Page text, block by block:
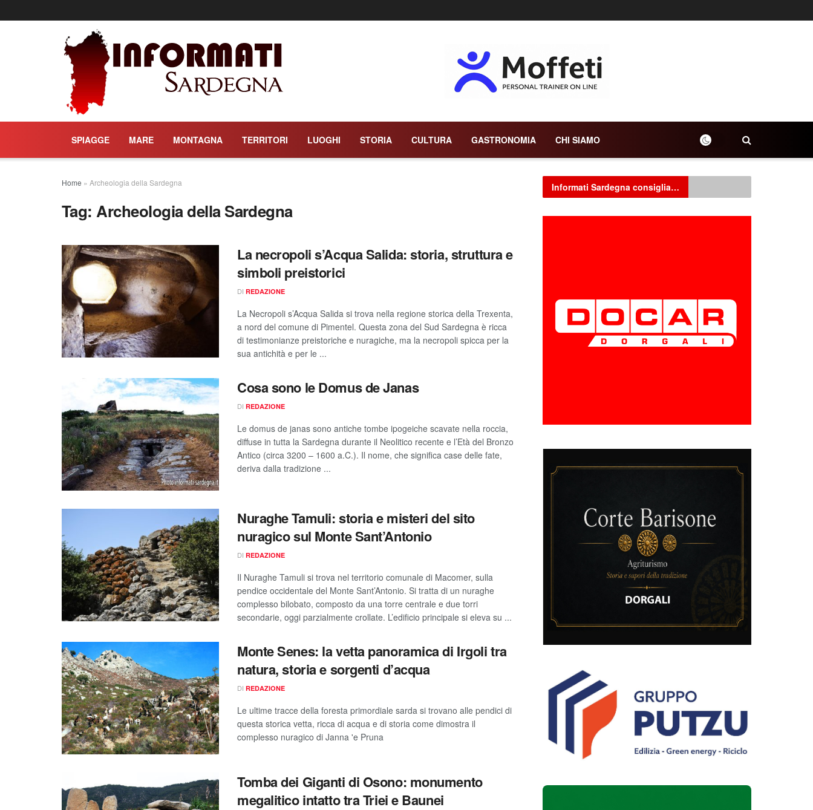
SPIAGGE MARE MONTAGNA TERRITORI LUOGHI STORIA CULTURA GASTRONOMIA CHI SIAMO
Home » Archeologia della Sardegna
Tag:Archeologia della Sardegna
La necropoli s’Acqua Salida: storia, struttura e
simboli preistorici
DI REDAZIONE
La Necropoli s’Acqua Salida si trova nella regione storica della Trexenta,
a nord del comune di Pimentel. Questa zona del Sud Sardegna è ricca
di testimonianze preistoriche e nuragiche, ma la necropoli spicca per la
sua antichità e per le ...
Cosa sono le Domus de Janas
DI REDAZIONE
Le domus de janas sono antiche tombe ipogeiche scavate nella roccia,
diffuse in tutta la Sardegna durante il Neolitico recente e l’Età del Bronzo
Antico (circa 3200 – 1600 a.C.). Il nome, che significa case delle fate,
deriva dalla tradizione ...
Nuraghe Tamuli: storia e misteri del sito
nuragico sul Monte Sant’Antonio
DI REDAZIONE
Il Nuraghe Tamuli si trova nel territorio comunale di Macomer, sulla
pendice occidentale del Monte Sant’Antonio. Si tratta di un nuraghe
complesso bilobato, composto da una torre centrale e due torri
secondarie, oggi parzialmente crollate. L’edificio principale si eleva su ...
Monte Senes: la vetta panoramica di Irgoli tra
natura, storia e sorgenti d’acqua
DI REDAZIONE
Le ultime tracce della foresta primordiale sarda si trovano alle pendici di
questa storica vetta, ricca di acqua e di storia come dimostra il
complesso nuragico di Janna 'e Pruna
Tomba dei Giganti di Osono: monumento
megalitico intatto tra Triei e Baunei
Informati Sardegna consiglia…